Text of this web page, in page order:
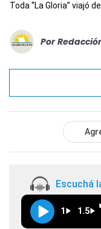
Toda “La Gloria” viajó
Por
Escuchá
1 1.5